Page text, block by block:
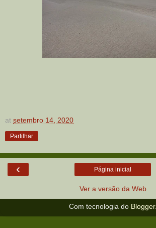
at setembro 14, 2020
Partilhar
‹ Página inicial
Ver a versão da Web
Com tecnologia do Blogger.